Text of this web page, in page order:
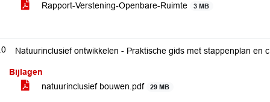
Rapport-Verstening-Openbare-Ruimte
3 MB
Natuurinclusief ontwikkelen - Praktische gids met stappenplan en
Bijlagen
natuurinclusief bouwen.pdf
29 MB